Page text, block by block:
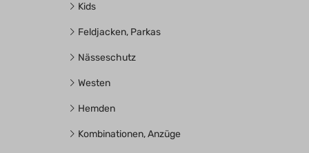
Kids
Feldjacken, Parkas
Nässeschutz
Westen
Hemden
Kombinationen, Anzüge